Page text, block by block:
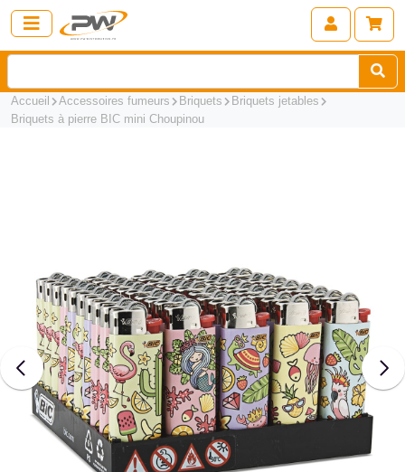
Accueil Accessoires fumeurs Briquets
Briquets jetables
Briquets à pierre BIC mini Choupinou